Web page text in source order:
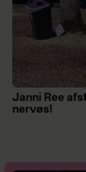
Janni Ree
nervøs!